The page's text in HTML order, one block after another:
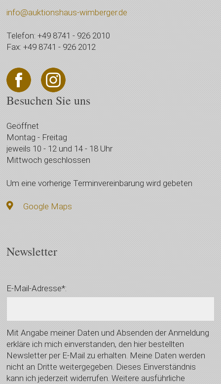
info@auktionshaus-wimberger.de
Telefon: +49 8741 - 926 2010
Fax: +49 8741 - 926 2012
Besuchen Sie uns
Geöffnet
Montag - Freitag
jeweils 10 - 12 und 14 - 18 Uhr
Mittwoch geschlossen
Um eine vorherige Terminvereinbarung wird gebeten
Google Maps
Newsletter
E-Mail-Adresse*:
Mit Angabe meiner Daten und Absenden der Anmeldung
erkläre ich mich einverstanden, den hier bestellten
Newsletter per E-Mail zu erhalten. Meine Daten werden
nicht an Dritte weitergegeben. Dieses Einverständnis
kann ich jederzeit widerrufen. Weitere ausführliche